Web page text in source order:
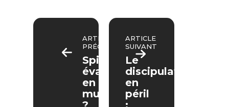
ARTICLE
PRÉCÉDENT
Spiritualités
évangéliques
en
mutation
ARTICLE
SUIVANT
Le
discipulat
en
péril